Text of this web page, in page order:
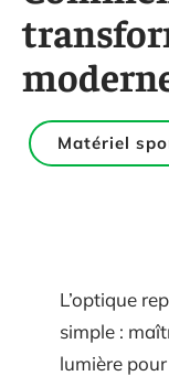
Matériel
L’optique
simple :
lumière